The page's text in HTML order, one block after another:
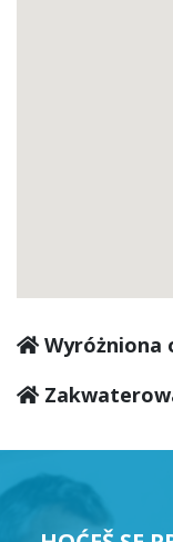
Wyróżniona